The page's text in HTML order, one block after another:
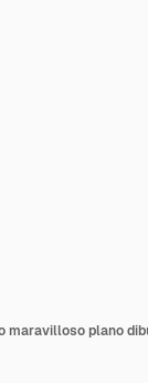
maravilloso plano